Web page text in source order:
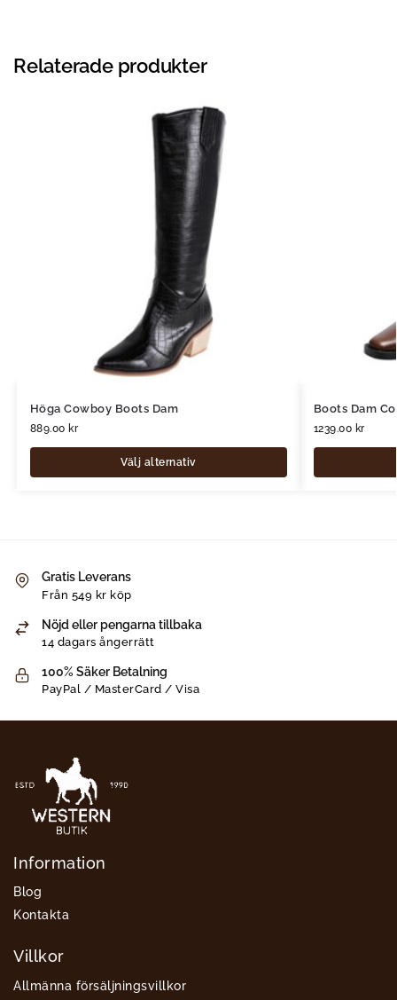
Relaterade produkter
Höga Cowboy Boots Dam
889.00 kr
Välj alternativ
Boots Dam
1239.00 kr
Gratis Leverans
Från 549 kr köp
Nöjd eller pengarna tillbaka
14 dagars ångerrätt
100% Säker Betalning
PayPal / MasterCard / Visa
Information
Blog
Kontakta
Villkor
Allmänna försäljningsvillkor